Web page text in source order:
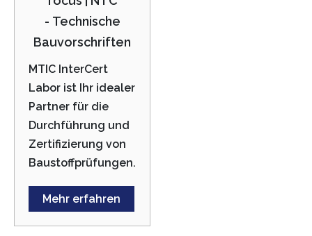
- Technische
Bauvorschriften
MTIC InterCert
Labor ist Ihr idealer
Partner für die
Durchführung und
Zertifizierung von
Baustoffprüfungen.
Mehr erfahren